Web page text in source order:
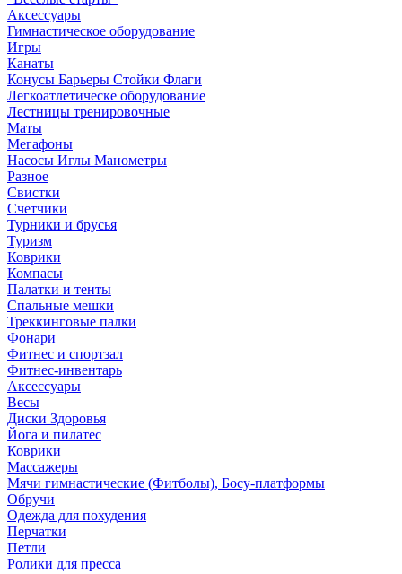
Аксессуары
Гимнастическое оборудование
Игры
Канаты
Конусы Барьеры Стойки Флаги
Легкоатлетическе оборудование
Лестницы тренировочные
Маты
Мегафоны
Насосы Иглы Манометры
Разное
Свистки
Счетчики
Турники и брусья
Туризм
Коврики
Компасы
Палатки и тенты
Спальные мешки
Треккинговые палки
Фонари
Фитнес и спортзал
Фитнес-инвентарь
Аксессуары
Весы
Диски Здоровья
Йога и пилатес
Коврики
Массажеры
Мячи гимнастические (Фитболы), Босу-платформы
Обручи
Одежда для похудения
Перчатки
Петли
Ролики для пресса